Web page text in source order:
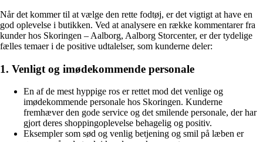
Når det kommer til at vælge den rette fodtøj, er det vigtigt at have en
god oplevelse i butikken. Ved at analysere en række kommentarer fra
kunder hos Skoringen – Aalborg, Aalborg Storcenter, er der tydelige
fælles temaer i de positive udtalelser, som kunderne deler:
1. Venligt og imødekommende personale
En af de mest hyppige ros er rettet mod det venlige og
imødekommende personale hos Skoringen. Kunderne
fremhæver den gode service og det smilende personale, der har
gjort deres shoppingoplevelse behagelig og positiv.
Eksempler som sød og venlig betjening og smil på læben er